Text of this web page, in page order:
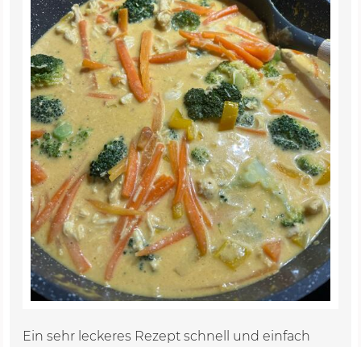
Ein sehr leckeres Rezept schnell und einfach